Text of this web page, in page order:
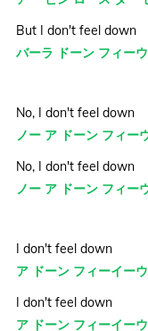
But I don't feel down
バーラ ドーン フィー
No, I don't feel down
ノー ア ドーン フィー
No, I don't feel down
ノー ア ドーン フィー
I don't feel down
ア ドーン フィーイー
I don't feel down
ア ドーン フィーイー